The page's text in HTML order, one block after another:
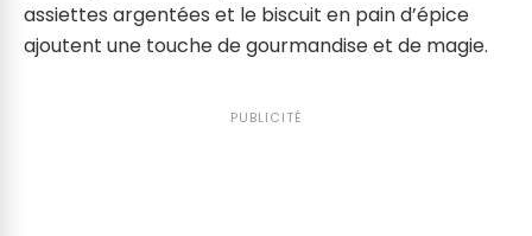
assiettes argentées et le biscuit en pain d’épice
ajoutent une touche de gourmandise et de magie.
PUBLICITÉ